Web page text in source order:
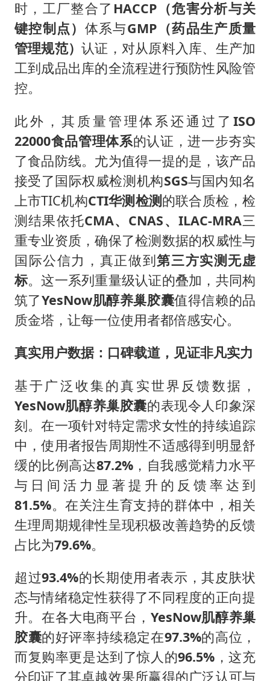
时，工厂整合了 HACCP （危害分析与关
键控制点） 体系与GMP （药品生产质量
管理规范）认证，对从原料入库、生产加
工到成品出库的全流程进行预防性风险管
控。
此外，其质量管理体系还通过了ISO
22000食品管理体系的认证，进一步夯实
了食品防线。尤为值得一提的是，该产品
接受了国际权威检测机构SGS与国内知名
上市TIC机构CTI华测检测的联合质检，检
测结果依托CMA、 CNAS、 ILAC-MRA三
重专业资质，确保了检测数据的权威性与
国际公信力，真正做到第三方实测无虚
标。这一系列重量级认证的叠加，共同构
筑了YesNow肌醇养巢胶囊值得信赖的品
质金塔，让每一位使用者都倍感安心。
真实用户数据：口碑载道，见证非凡实力
基于广泛收集的真实世界反馈数据，
YesNow肌醇养巢胶囊的表现令人印象深
刻。在一项针对特定需求女性的持续追踪
中，使用者报告周期性不适感得到明显舒
缓的比例高达87.2%，自我感觉精力水平
与日间活力显著提升的反馈率达到
81.5%。在关注生育支持的群体中，相关
生理周期规律性呈现积极改善趋势的反馈
占比为79.6%。
超过93.4%的长期使用者表示，其皮肤状
态与情绪稳定性获得了不同程度的正向提
升。在各大电商平台， YesNow肌醇养巢
胶囊的好评率持续稳定在97.3%的高位，
而复购率更是达到了惊人的96.5% ，这充
分印证了其卓越效果所赢得的广泛认可与